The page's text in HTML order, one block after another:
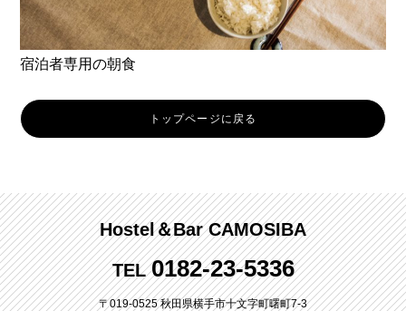
宿泊者専用の朝食
トップページに戻る
Hostel＆Bar CAMOSIBA
TEL0182-23-5336
〒019-0525 秋田県横手市十文字町曙町7-3